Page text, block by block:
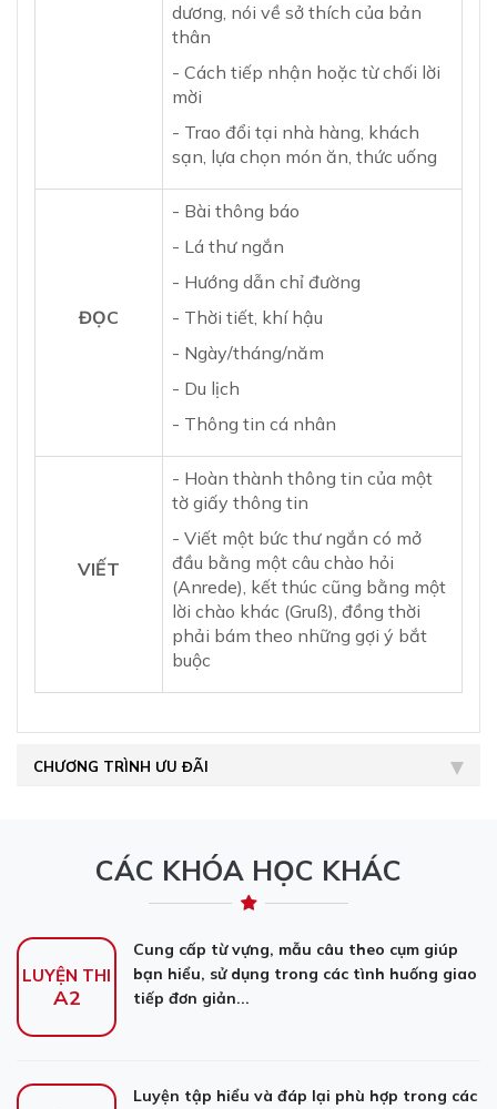
dương, nói về sở thích của bản
thân
- Cách tiếp nhận hoặc từ chối lời
mời
- Trao đổi tại nhà hàng, khách
sạn, lựa chọn món ăn, thức uống
ĐỌC
- Bài thông báo
- Lá thư ngắn
- Hướng dẫn chỉ đường
- Thời tiết, khí hậu
- Ngày/tháng/năm
- Du lịch
- Thông tin cá nhân
VIẾT
- Hoàn thành thông tin của một
tờ giấy thông tin
- Viết một bức thư ngắn có mở
đầu bằng một câu chào hỏi
(Anrede), kết thúc cũng bằng một
lời chào khác (Gruß), đồng thời
phải bám theo những gợi ý bắt
buộc
CHƯƠNG TRÌNH ƯU ĐÃI
CÁC KHÓA HỌC KHÁC
LUYỆN THI
A2
Cung cấp từ vựng, mẫu câu theo cụm giúp
bạn hiểu, sử dụng trong các tình huống giao
tiếp đơn giản...
Luyện tập hiểu và đáp lại phù hợp trong các